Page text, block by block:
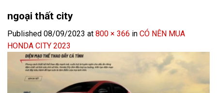
ngoại thất city
Published 08/09/2023 at 800 × 366 in CÓ NÊN MUA
HONDA CITY 2023